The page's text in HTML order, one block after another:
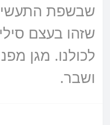
שזהו בעצם
לכולנו. מגן
ושבר.